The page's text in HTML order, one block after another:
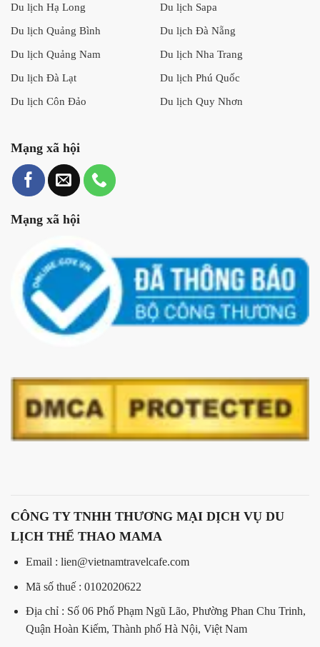
Du lịch Hạ Long Du lịch Sapa
Du lịch Quảng Bình Du lịch Đà Nẵng
Du lịch Quảng Nam Du lịch Nha Trang
Du lịch Đà Lạt Du lịch Phú Quốc
Du lịch Côn Đảo Du lịch Quy Nhơn
Mạng xã hội
Mạng xã hội
CÔNG TY TNHH THƯƠNG MẠI DỊCH VỤ DU
LỊCH THỂ THAO MAMA
Email : lien@vietnamtravelcafe.com
Mã số thuế : 0102020622
Địa chỉ : Số 06 Phố Phạm Ngũ Lão, Phường Phan Chu Trinh,
Quận Hoàn Kiếm, Thành phố Hà Nội, Việt Nam